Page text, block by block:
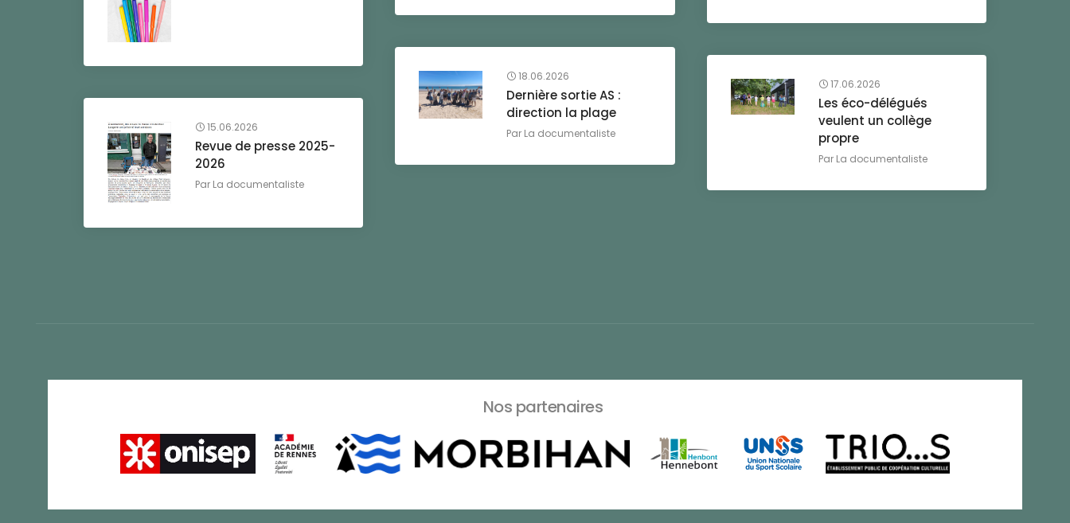
18.06.2026
Dernière sortie AS :
direction la plage
Par La documentaliste
17.06.2026
Les éco-délégués
veulent un collège
propre
Par La documentaliste
15.06.2026
Revue de presse 2025-
2026
Par La documentaliste
Nos partenaires